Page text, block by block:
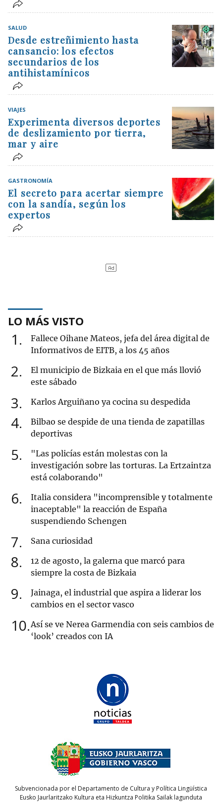
SALUD
Desde estreñimiento hasta
cansancio: los efectos
secundarios de los
antihistamínicos
VIAJES
Experimenta diversos deportes
de deslizamiento por tierra,
mar y aire
GASTRONOMÍA
El secreto para acertar siempre
con la sandía, según los
expertos
LO MÁS VISTO
1
Fallece Oihane Mateos, jefa del área digital de
Informativos de EITB, a los 45 años
2
El municipio de Bizkaia en el que más llovió
este sábado
3 Karlos Arguiñano ya cocina su despedida
4
Bilbao se despide de una tienda de zapatillas
deportivas
5
"Las policías están molestas con la
investigación sobre las torturas. La Ertzaintza
está colaborando"
6
Italia considera "incomprensible y totalmente
inaceptable" la reacción de España
suspendiendo Schengen
7 Sana curiosidad
8
12 de agosto, la galerna que marcó para
siempre la costa de Bizkaia
9
Jainaga, el industrial que aspira a liderar los
cambios en el sector vasco
10 Así se ve Nerea Garmendia con seis cambios de
‘look’ creados con IA
Subvencionada por el Departamento de Cultura y Política Lingüística
Eusko Jaurlaritzako Kultura eta Hizkuntza Politika Sailak lagunduta